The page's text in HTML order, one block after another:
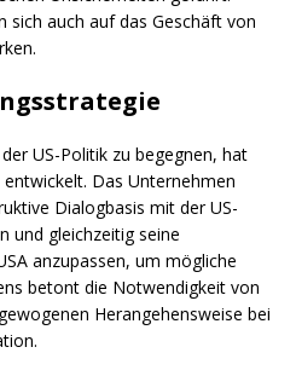
sich auch auf das Geschäft von
US-Politik zu begegnen, hat
Das Unternehmen
Dialogbasis mit der US-
und gleichzeitig seine
anzupassen, um mögliche
betont die Notwendigkeit von
Herangehensweise bei